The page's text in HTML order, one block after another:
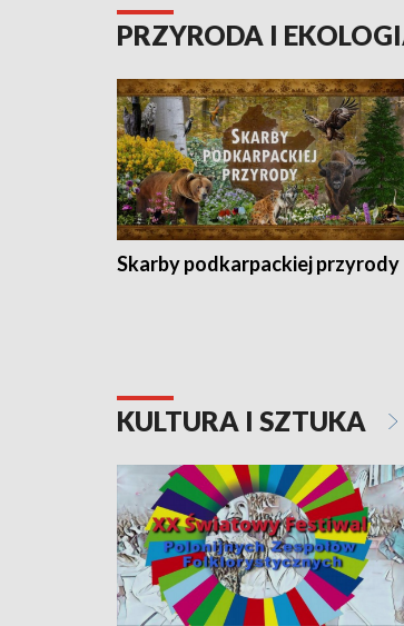
PRZYRODA I
Skarby podkarpackiej przyrody
KULTURA I SZTUKA